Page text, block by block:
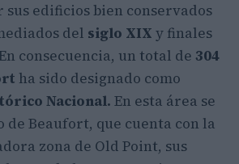
sus edificios bien conservados
del siglo XIX y finales
consecuencia, un total de 304
ha sido designado como
Nacional. En esta área se
Beaufort, que cuenta con la
zona de Old Point, sus